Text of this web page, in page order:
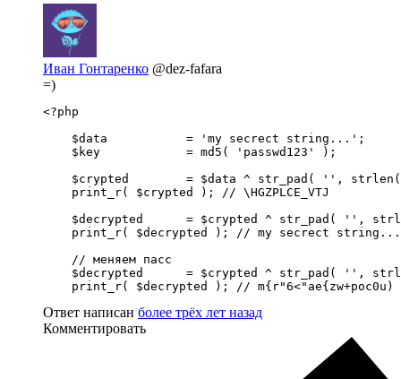
Иван Гонтаренко @dez-fafara
=)
<?php
    $data           = 'my secrect string...';
    $key            = md5( 'passwd123' );
$crypted        = $data ^ str_pad( '',
    print_r( $crypted ); // \HGZPLCE_VTJ
$decrypted      = $crypted ^ str_pad( '',
    print_r( $decrypted ); // my secrect string...
    // меняем пасс
$decrypted      = $crypted ^ str_pad( '',
    print_r( $decrypted ); // m{r"6<"ae{zw+poc0u)
Ответ написан более трёх лет назад
Комментировать